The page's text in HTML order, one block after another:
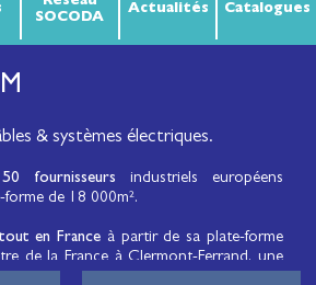
SOCODA
Actualités Catalogues
& systèmes électriques.
fournisseurs industriels européens
de 18 000m².
en France à partir de sa plate-forme
de la France à Clermont-Ferrand, une